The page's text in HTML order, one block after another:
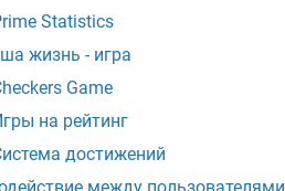
Statistics
жизнь - игра
Game
на рейтинг
достижений